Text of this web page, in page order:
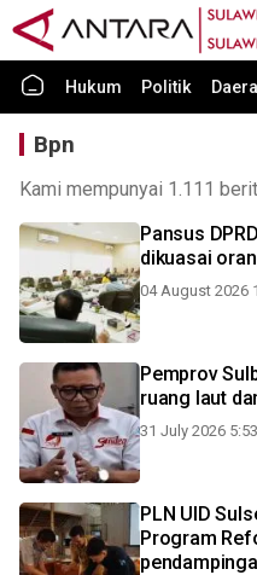
Hukum Politik
Bpn
Kami mempunyai 1.111
Pansus
dikuasai
04 August 2026
Pemprov
ruang laut
31 July 2026
PLN UID
Program